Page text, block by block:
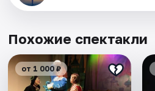
Похожие спектакли
от 1 000 ₽